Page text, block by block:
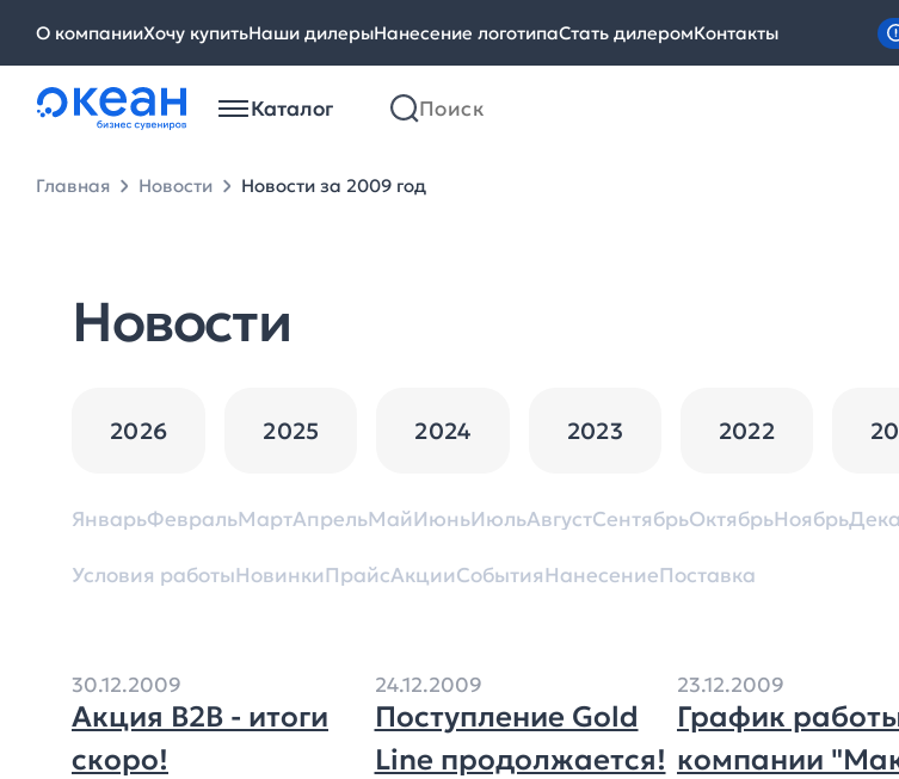
О компанииХочу купитьНаши дилерыНанесение логотипаСтать дилеромКонтакты
Каталог
Главная Новости Новости за 2009 год
Новости
2026 2025 2024 2023 2022
ЯнварьФевральМартАпрельМайИюньИюльАвгустСентябрьОктябрьНоябрь
Условия работыНовинкиПрайсАкцииСобытияНанесениеПоставка
30.12.2009
Акция В2В - итоги
скоро!
24.12.2009
Поступление Gold
Line продолжается!
23.12.2009
График
компании